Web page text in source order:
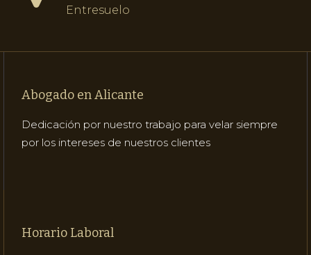
Entresuelo
Abogado en Alicante
Dedicación por nuestro trabajo para velar siempre
por los intereses de nuestros clientes
Horario Laboral